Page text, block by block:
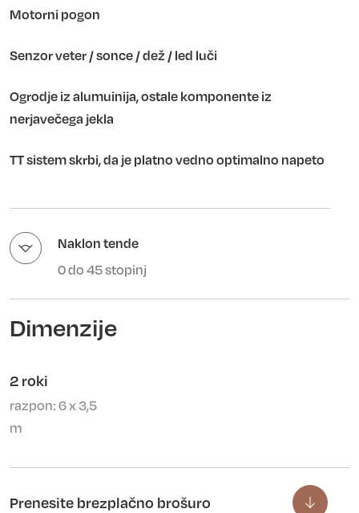
Motorni pogon
Senzor veter / sonce / dež / led luči
Ogrodje iz alumuinija, ostale komponente iz
nerjavečega jekla
TT sistem skrbi, da je platno vedno optimalno napeto
Naklon tende
0 do 45 stopinj
Dimenzije
2 roki
razpon: 6 x 3,5
m
Prenesite brezplačno brošuro